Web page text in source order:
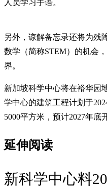
人员学习手语。
另外，谅解备忘录还将为残
数学（简称STEM）的机会
界。
新加坡科学中心将在裕华园
学中心的建筑工程计划于
5000平方米，预计2027年底
延伸阅读
新科学中心料